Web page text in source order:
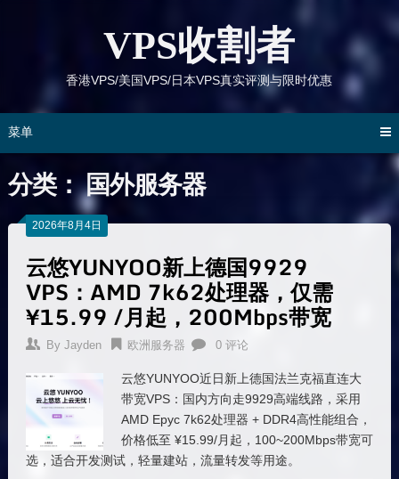
VPS收割者
香港VPS/美国VPS/日本VPS真实评测与限时优惠
菜单
分类：国外服务器
2026年8月4日
云悠YUNYOO新上德国9929
VPS：AMD 7k62处理器，仅需
¥15.99 /月起，200Mbps带宽
By Jayden 欧洲服务器 0 评论
云悠YUNYOO近日新上德国法兰克福直连大
带宽VPS：国内方向走9929高端线路，采用
AMD Epyc 7k62处理器 + DDR4高性能组合，
价格低至 ¥15.99/月起，100~200Mbps带宽可
选，适合开发测试，轻量建站，流量转发等用途。